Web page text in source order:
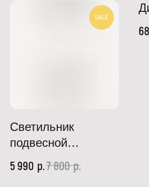
SALE
Светильник
подвесной
FR5188PL-01B
5 990 р.7 800 р.